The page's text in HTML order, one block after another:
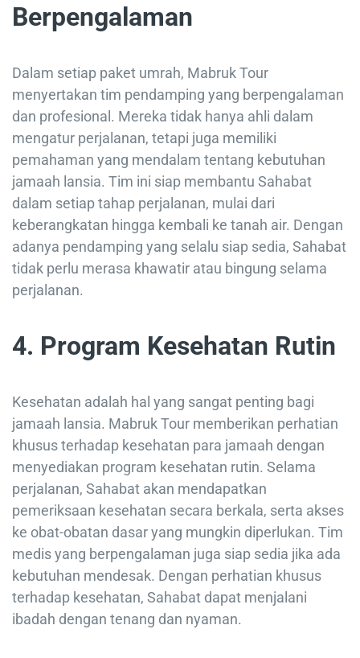
Berpengalaman
Dalam setiap paket umrah, Mabruk Tour
menyertakan tim pendamping yang berpengalaman
dan profesional. Mereka tidak hanya ahli dalam
mengatur perjalanan, tetapi juga memiliki
pemahaman yang mendalam tentang kebutuhan
jamaah lansia. Tim ini siap membantu Sahabat
dalam setiap tahap perjalanan, mulai dari
keberangkatan hingga kembali ke tanah air. Dengan
adanya pendamping yang selalu siap sedia, Sahabat
tidak perlu merasa khawatir atau bingung selama
perjalanan.
4. Program Kesehatan Rutin
Kesehatan adalah hal yang sangat penting bagi
jamaah lansia. Mabruk Tour memberikan perhatian
khusus terhadap kesehatan para jamaah dengan
menyediakan program kesehatan rutin. Selama
perjalanan, Sahabat akan mendapatkan
pemeriksaan kesehatan secara berkala, serta akses
ke obat-obatan dasar yang mungkin diperlukan. Tim
medis yang berpengalaman juga siap sedia jika ada
kebutuhan mendesak. Dengan perhatian khusus
terhadap kesehatan, Sahabat dapat menjalani
ibadah dengan tenang dan nyaman.